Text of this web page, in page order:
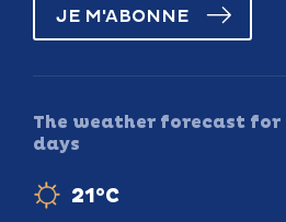
JE M'ABONNE
The weather forecast
days
21°C